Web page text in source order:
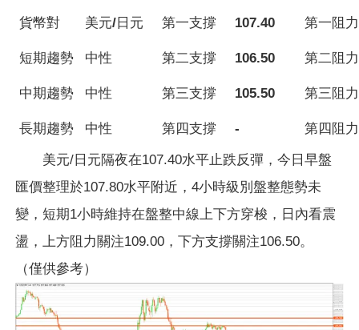
貨幣對 美元/日元 第一支撐 107.40 第一阻力
短期趨勢 中性 第二支撐 106.50 第二阻力
中期趨勢 中性 第三支撐 105.50 第三阻力
長期趨勢 中性 第四支撐 - 第四阻力
美元/日元隔夜在107.40水平止跌反彈，今日早盤
匯價整理於107.80水平附近，4小時級別盤整態勢未
變，短期1小時維持在盤整中線上下方穿梭，日內看震
盪，上方阻力關注109.00，下方支撐關注106.50。
（僅供參考）